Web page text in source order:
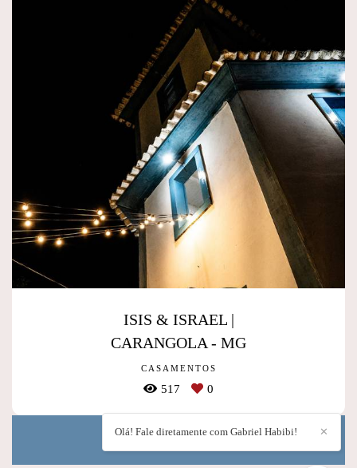
ISIS & ISRAEL |
CARANGOLA - MG
CASAMENTOS
517 0
Mostrar Mais
✕
Olá! Fale diretamente com Gabriel Habibi!